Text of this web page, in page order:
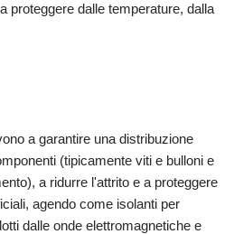
proteggere dalle temperature, dalla
a garantire una distribuzione
(tipicamente viti e bulloni e
a ridurre l'attrito e a proteggere
agendo come isolanti per
dalle onde elettromagnetiche e